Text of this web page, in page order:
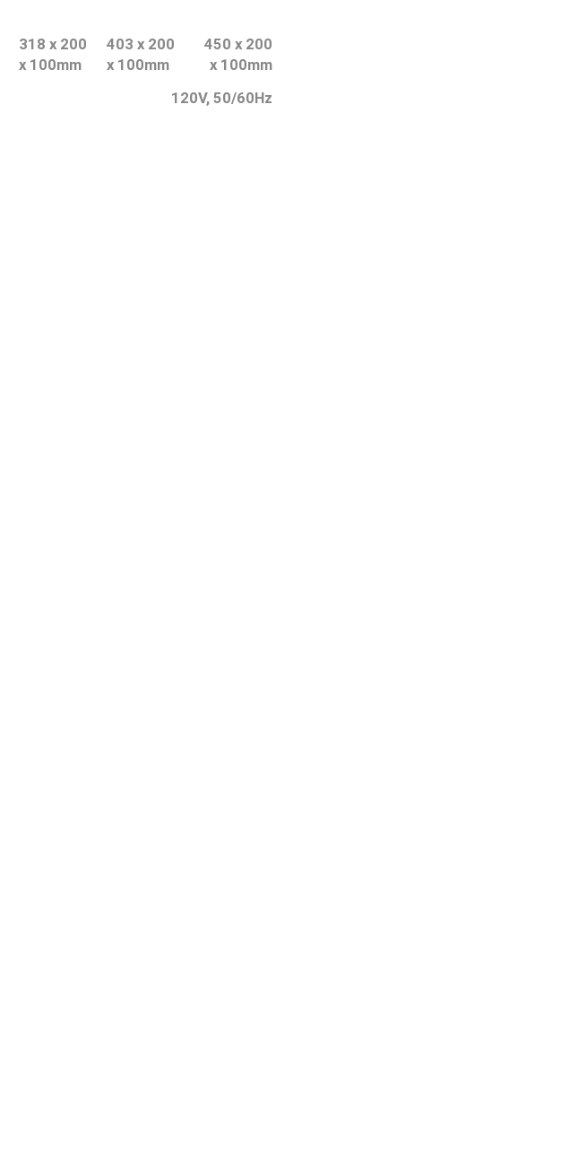
318 x 200
x 100mm
403 x 200
x 100mm
450 x 200
x 100mm
120V, 50/60Hz